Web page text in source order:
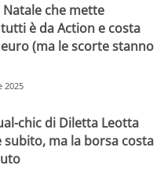
Natale che mette
tutti è da Action e costa
(ma le scorte stanno
2025
chic di Diletta Leotta
subito, ma la borsa costa